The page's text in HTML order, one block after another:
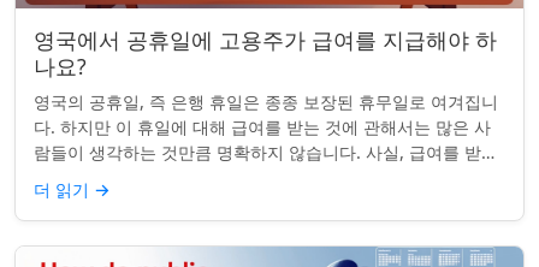
영국에서 공휴일에 고용주가 급여를 지급해야 하
나요?
영국의 공휴일, 즉 은행 휴일은 종종 보장된 휴무일로 여겨집니
다. 하지만 이 휴일에 대해 급여를 받는 것에 관해서는 많은 사
람들이 생각하는 것만큼 명확하지 않습니다. 사실, 급여를 받거
나 하루 쉬는 것이 전적으로 계...
더 읽기 →